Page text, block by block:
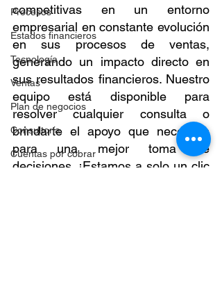
Procesos
Estados financieros
Tecnología
Ventas
Plan de negocios
Consultoría
Cuentas por cobrar
competitivas en un entorno
empresarial en constante evolución
en sus procesos de ventas,
generando un impacto directo en
sus resultados financieros. Nuestro
equipo está disponible para
resolver cualquier consulta o
brindarte el apoyo que necesites
para una mejor toma de
decisiones. ¡Estamos a solo un clic